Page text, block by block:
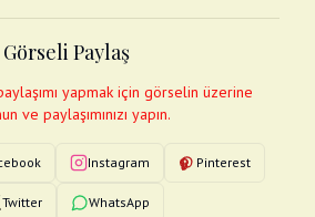
Abdest Videoları
Fotograflar
Görseli Paylaş
yapmak için görselin üzerine
ve paylaşımınızı yapın.
Instagram Pinterest
Twitter WhatsApp